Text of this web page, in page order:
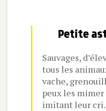
Petite
Sauvages,
tous les
vache,
peux les
imitant leur cri.